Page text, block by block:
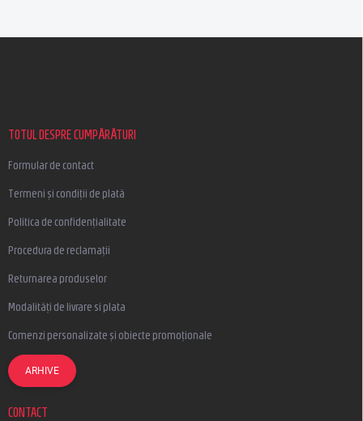
TOTUL DESPRE CUMPĂRĂTURI
Formular de contact
Termeni și condiții de plată
Politica de confidențialitate
Procedura de reclamații
Returnarea produselor
Modalități de livrare si plata
Comenzi personalizate și obiecte promoționale
ARHIVE
CONTACT